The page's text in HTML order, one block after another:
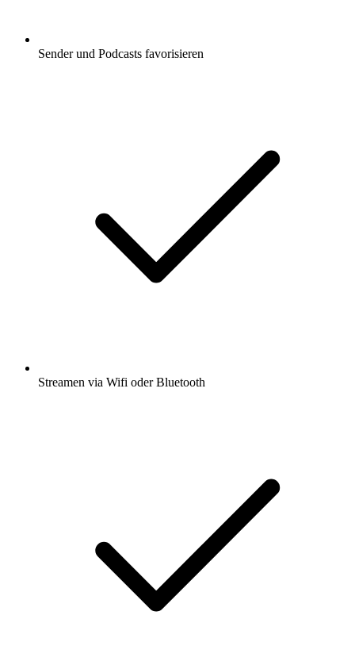
Sender und Podcasts favorisieren
Streamen via Wifi oder Bluetooth